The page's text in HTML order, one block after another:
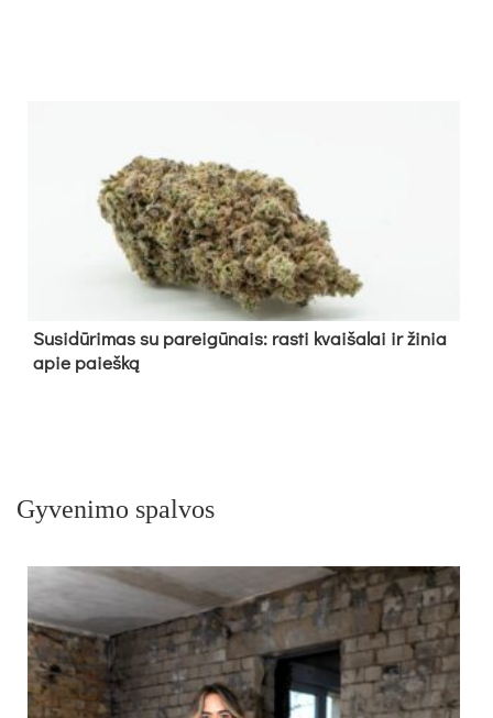
Su­si­dū­ri­mas su pa­rei­gū­nais: ras­ti kvai­ša­lai ir ži­nia
apie paieš­ką
Gyvenimo spalvos